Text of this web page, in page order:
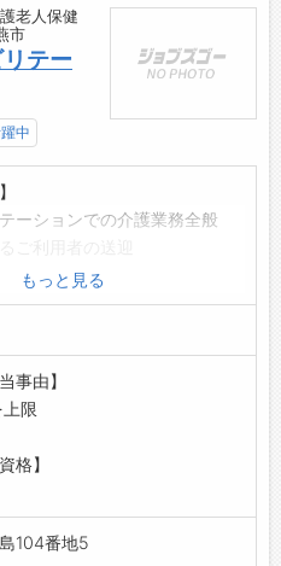
老人保健
市
テー
中
ーションでの介護業務全般
乗、食事、更衣、洗面、排泄
提供するレクリエーションの
ランクのある方も歓迎しま
の方も相談に応じます
定める業務
もっと見る
事由】
限
格】
104番地5